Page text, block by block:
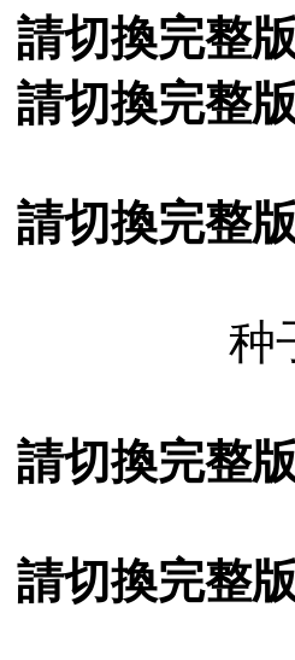
請切換完整
請切換完整
請切換完整
种
請切換完整
請切換完整